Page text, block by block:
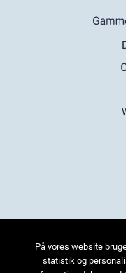
På vores website
statistik og